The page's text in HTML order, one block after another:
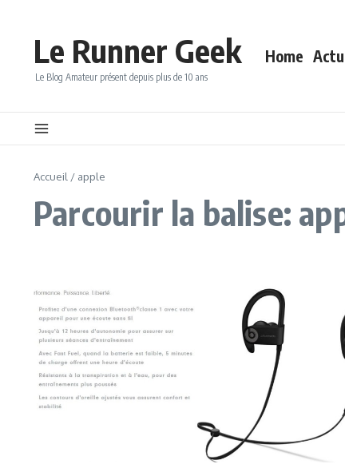
Le Runner Geek
Le Blog Amateur présent depuis plus de 10 ans
Home
Accueil / apple
Parcourir la balise: